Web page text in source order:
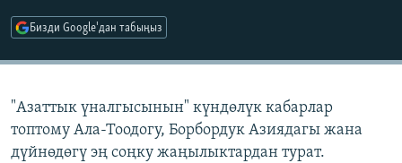
ЭЖЕ-СИҢДИЛЕР
ОНЛАЙН ШЕРИНЕ
ЭЕ/АРнун бардык сайттары
Бизди Google'дан табыңыз
"Азаттык үналгысынын" күндөлүк кабарлар
топтому Ала-Тоодогу, Борбордук Азиядагы жана
дүйнөдөгү эң соңку жаңылыктардан турат.